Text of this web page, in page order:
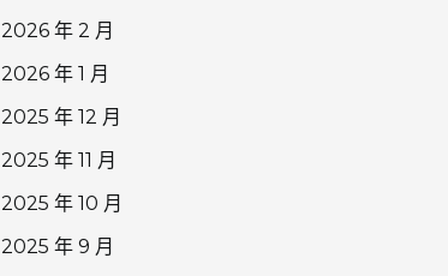
2026 年 2 月
2026 年 1 月
2025 年 12 月
2025 年 11 月
2025 年 10 月
2025 年 9 月